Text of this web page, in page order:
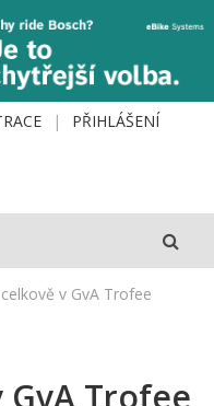
PŘIHLÁŠENÍ
v GvA Trofee